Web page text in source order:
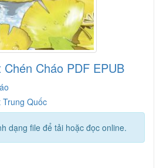
Cháo PDF EPUB
Quốc
dạng file để tải hoặc đọc online.